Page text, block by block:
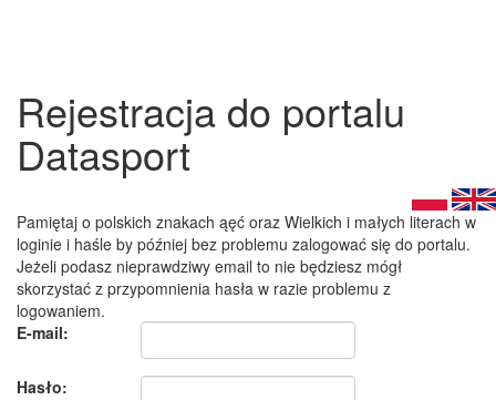
Rejestracja do portalu
Datasport
Pamiętaj o polskich znakach ąęć oraz Wielkich i małych literach w
loginie i haśle by później bez problemu zalogować się do portalu.
Jeżeli podasz nieprawdziwy email to nie będziesz mógł
skorzystać z przypomnienia hasła w razie problemu z
logowaniem.
E-mail:
Hasło: